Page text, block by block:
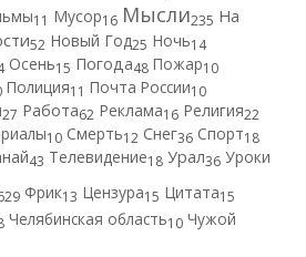
11 Мусор16 Мысли235 На
52 Новый Год25 Ночь14
Осень15 Погода48 Пожар10
Полиция11 Почта России10
27 Работа62 Реклама16 Религия22
10 Смерть12 Снег36 Спорт18
43 Телевидение18 Урал36 Уроки
Фрик13 Цензура15 Цитата15
Челябинская область10 Чужой